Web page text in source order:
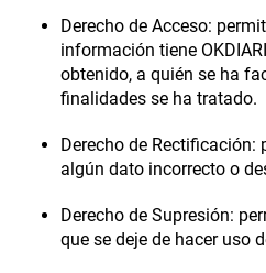
Derecho de Acceso:
información tiene
obtenido, a quién se ha
finalidades se ha tratado.
Derecho de Rectificación:
algún dato incorrecto o
Derecho de Supresión:
que se deje de hacer uso